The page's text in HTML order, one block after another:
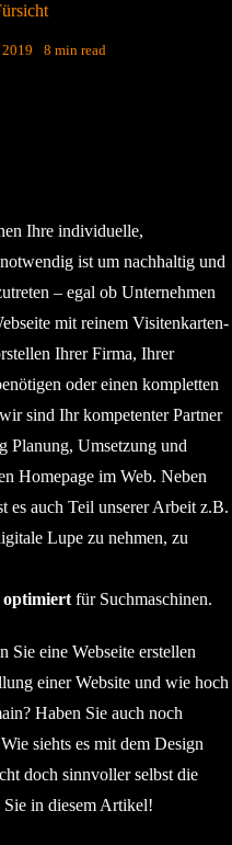
8 min read
Ihre individuelle,
ist um nachhaltig und
– egal ob Unternehmen
mit reinem Visitenkarten-
Ihrer Firma, Ihrer
oder einen kompletten
sind Ihr kompetenter Partner
Planung, Umsetzung und
Homepage im Web. Neben
es auch Teil unserer Arbeit z.B.
Lupe zu nehmen, zu
optimiertfür Suchmaschinen.
Sie eine Webseite erstellen
einer Website und wie hoch
Haben Sie auch noch
siehts es mit dem Design
doch sinnvoller selbst die
Sie in diesem Artikel!